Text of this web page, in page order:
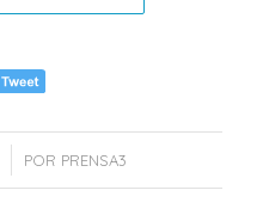
POR PRENSA3